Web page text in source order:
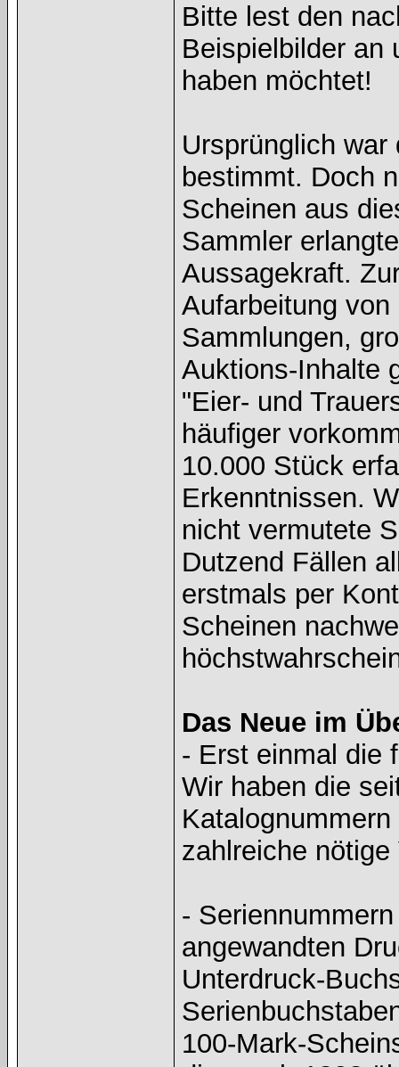
Bitte lest den
Beispielbilder an
haben möchtet!
Ursprünglich
bestimmt. Doch
Scheinen aus
Sammler
Aussagekraft.
Aufarbeitung
Sammlungen,
Auktions-Inhalte
"Eier- und
häufiger
10.000 Stück
Erkenntnissen.
nicht vermutete
Dutzend Fällen
erstmals per
Scheinen
Das Neue im
- Erst einmal die
Wir haben die
zahlreiche
-
angewandten
Unterdruck-
100-Mark-